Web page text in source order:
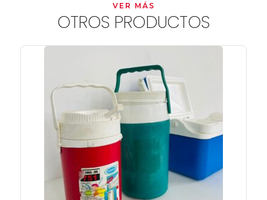
VER MÁS
OTROS PRODUCTOS